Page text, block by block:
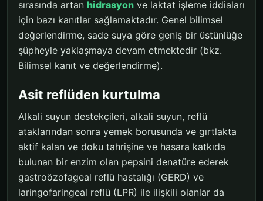
sırasında artan hidrasyon ve laktat işleme iddiaları
için bazı kanıtlar sağlamaktadır. Genel bilimsel
değerlendirme, sade suya göre geniş bir üstünlüğe
şüpheyle yaklaşmaya devam etmektedir (bkz.
Bilimsel kanıt ve değerlendirme).
Asit reflüden kurtulma
Alkali suyun destekçileri, alkali suyun, reflü
ataklarından sonra yemek borusunda ve gırtlakta
aktif kalan ve doku tahrişine ve hasara katkıda
bulunan bir enzim olan pepsini denatüre ederek
gastroözofageal reflü hastalığı (GERD) ve
laringofaringeal reflü (LPR) ile ilişkili olanlar da